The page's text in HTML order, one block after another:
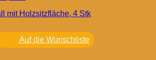
Auf die Wunschliste